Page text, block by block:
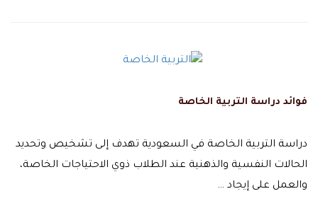
فوائد دراسة التربية الخاصة
دراسة التربية الخاصة في السعودية تهدف إلى تشخيص وتحديد
الحالات النفسية والذهنية عند الطلاب ذوي الاحتياجات الخاصة،
والعمل على إيجاد …